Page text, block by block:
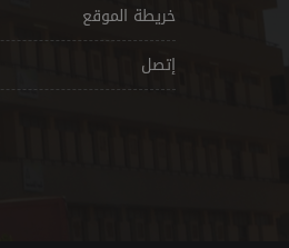
خريطة الموقع
إتصل